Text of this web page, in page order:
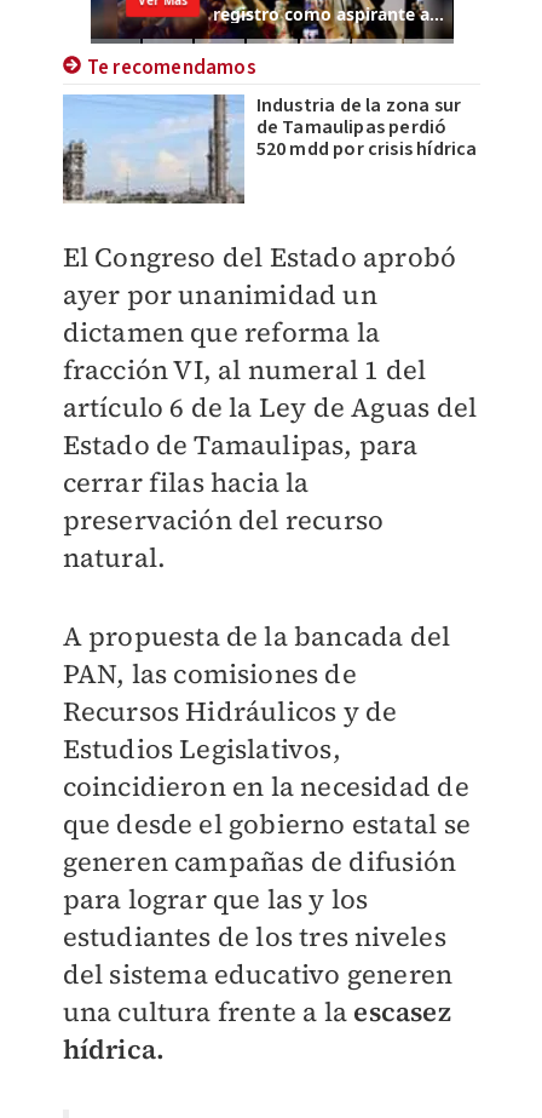
Te recomendamos
Industria de la zona sur
de Tamaulipas perdió
520 mdd por crisis hídrica
El Congreso del Estado aprobó
ayer por unanimidad un
dictamen que reforma la
fracción VI, al numeral 1 del
artículo 6 de la Ley de Aguas del
Estado de Tamaulipas, para
cerrar filas hacia la
preservación del recurso
natural.
A propuesta de la bancada del
PAN, las comisiones de
Recursos Hidráulicos y de
Estudios Legislativos,
coincidieron en la necesidad de
que desde el gobierno estatal se
generen campañas de difusión
para lograr que las y los
estudiantes de los tres niveles
del sistema educativo generen
una cultura frente a la escasez
hídrica.